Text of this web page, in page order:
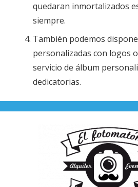
quedaran inmortalizados
siempre.
También podemos
personalizadas con logos
servicio de álbum
dedicatorias.